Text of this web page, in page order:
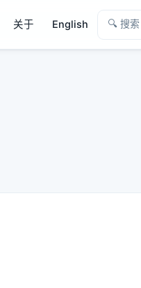
关于 English 🔍 搜索